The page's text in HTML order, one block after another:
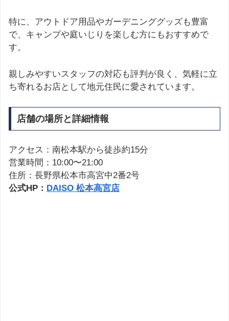
特に、アウトドア用品やガーデニンググッズも豊富
で、キャンプや庭いじりを楽しむ方にもおすすめで
す。
親しみやすいスタッフの対応も評判が良く、気軽に立
ち寄れるお店として地元住民に愛されています。
店舗の場所と詳細情報
アクセス：南松本駅から徒歩約15分
営業時間：10:00〜21:00
住所：長野県松本市高宮中2番2号
公式HP： DAISO 松本高宮店